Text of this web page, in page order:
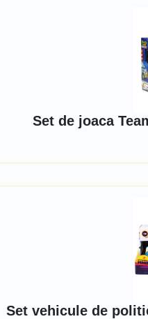
Set de joaca
Set vehicule de